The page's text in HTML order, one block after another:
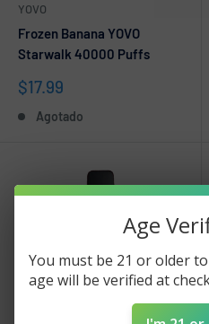
YOVO
Frozen Banana YOVO
Starwalk 40000 Puffs
Precio
venta
$17.99
Agotado
Age
You must be 21 or older
age will be verified at